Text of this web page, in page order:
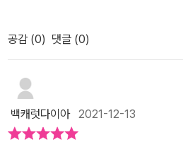
것을 ‘본심’이라고 합니다. 위의 내 친
본심은 ‘아내가 깨어나지 않아서 쓸쓸했
고마워’일 것입니다. ‘아내라면 이래야
다’는 자신의 신념 대신 이런 본심을 상
요합니다. P82 자기긍정감이 높으면 부
을 안들어주는게 아니라엄마인 내가 아
소통의 문제가 생긴다는것을 느끼게 해
에 접목해서예시들이 참 와닿고 뜨끔하
들어주는 엄마가되어야겠다
공감 (0) 댓글 (0)
백캐럿다이아2021-12-13